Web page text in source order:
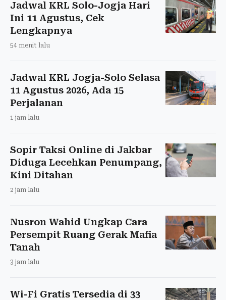
Jadwal KRL Solo-Jogja Hari
Ini 11 Agustus, Cek
Lengkapnya
54 menit lalu
Jadwal KRL Jogja-Solo Selasa
11 Agustus 2026, Ada 15
Perjalanan
1 jam lalu
Sopir Taksi Online di Jakbar
Diduga Lecehkan Penumpang,
Kini Ditahan
2 jam lalu
Nusron Wahid Ungkap Cara
Persempit Ruang Gerak Mafia
Tanah
3 jam lalu
Wi-Fi Gratis Tersedia di 33